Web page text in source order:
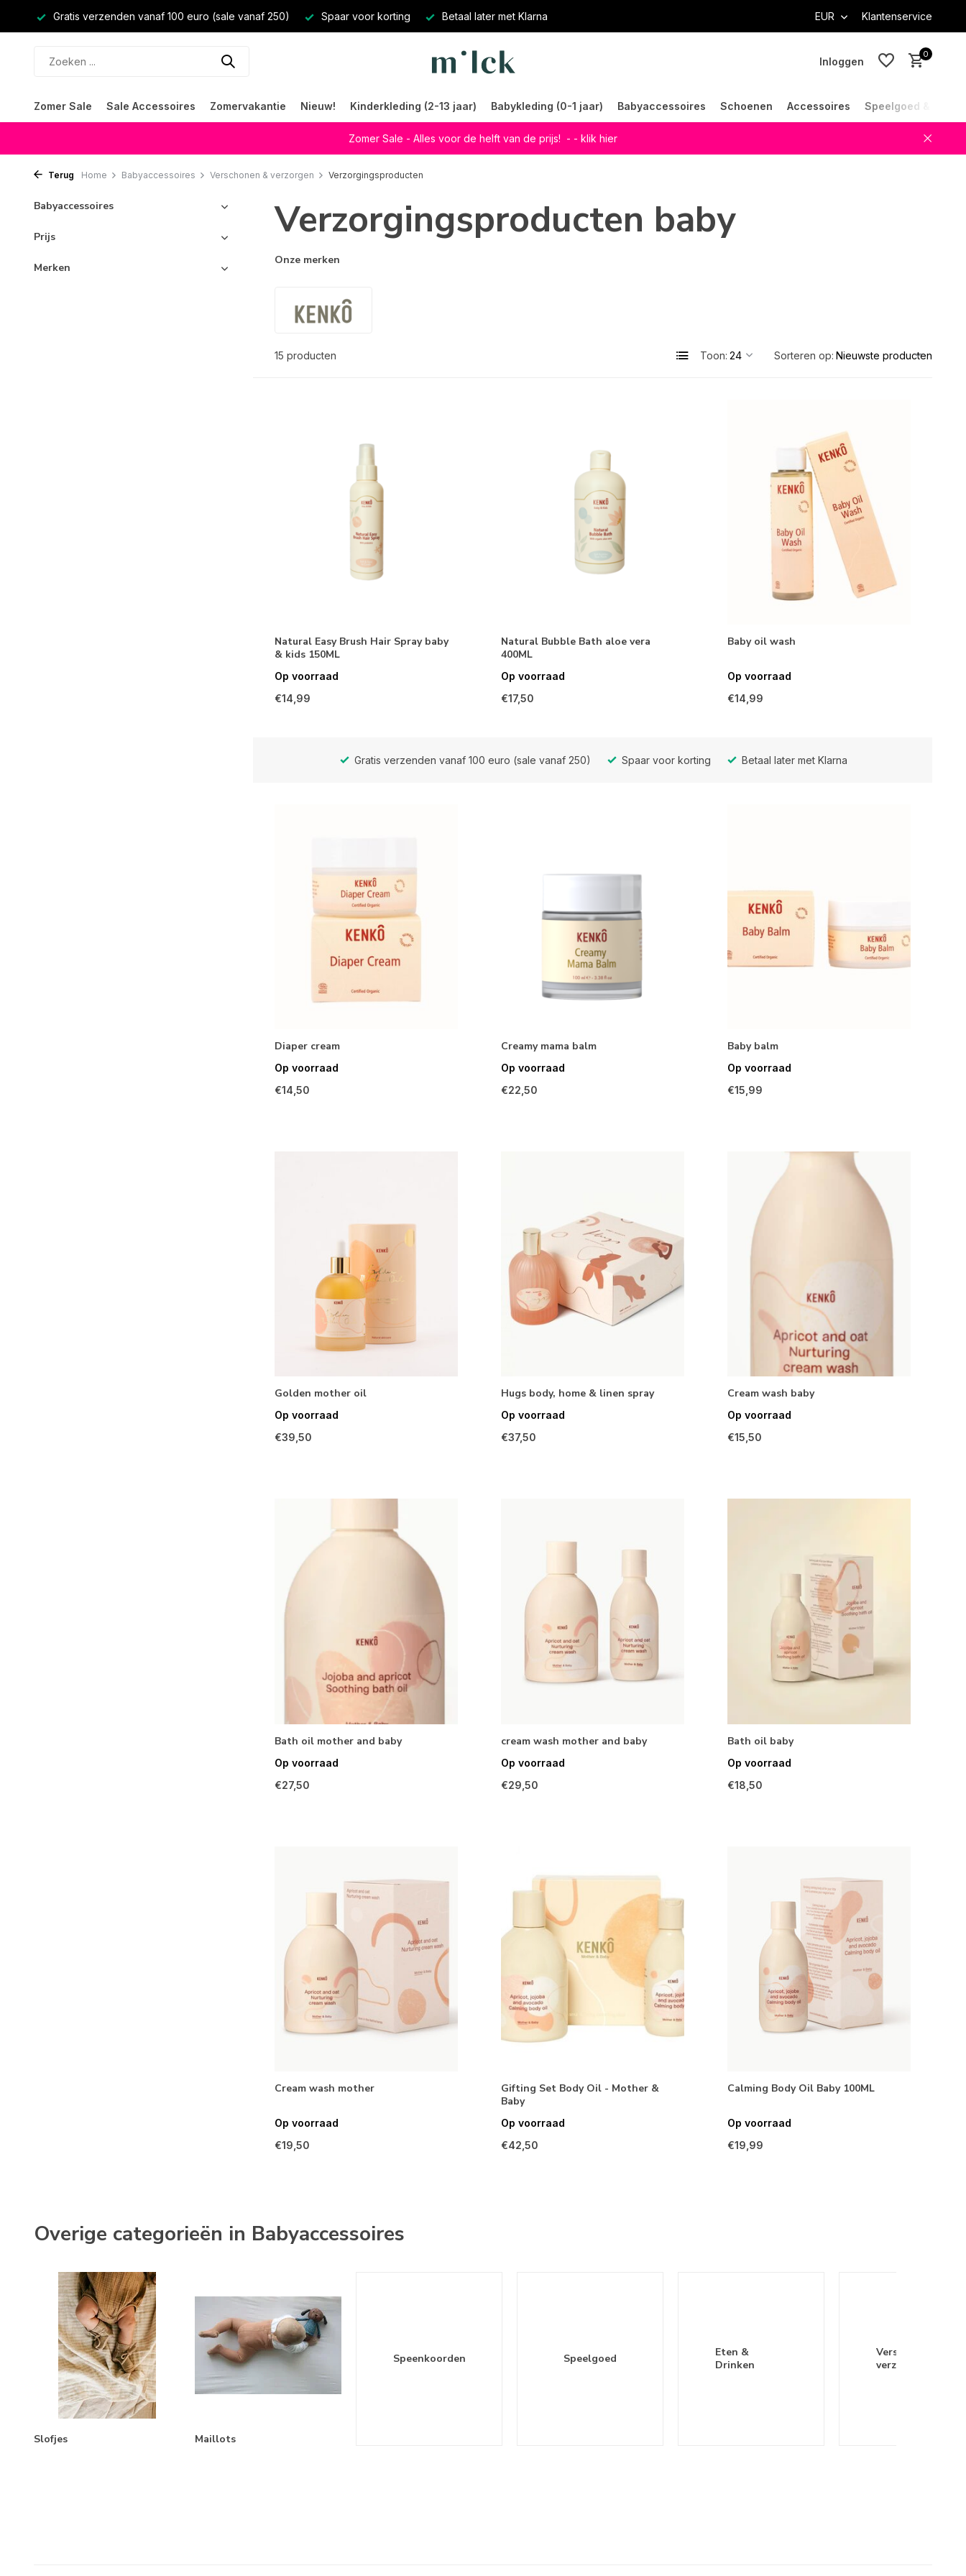
Gratis verzenden vanaf 100 euro (sale vanaf 250) Spaar voor korting Betaal later met Klarna EUR Klantenservice
Inloggen
0
Zomer Sale Sale Accessoires Zomervakantie Nieuw! Kinderkleding (2-13 jaar) Babykleding (0-1 jaar) Babyaccessoires Schoenen Accessoires Speelgoed &
Zomer Sale - Alles voor de helft van de prijs! - - klik hier
Terug Home Babyaccessoires Verschonen & verzorgen Verzorgingsproducten
Babyaccessoires
Prijs
Merken
Verzorgingsproducten baby
Onze merken
15 producten Toon: Sorteren op:
Natural Easy Brush Hair Spray baby
& kids 150ML
Op voorraad
€14,99
Natural Bubble Bath aloe vera
400ML
Op voorraad
€17,50
Baby oil wash
Op voorraad
€14,99
Gratis verzenden vanaf 100 euro (sale vanaf 250) Spaar voor korting Betaal later met Klarna
Diaper cream
Op voorraad
€14,50
Creamy mama balm
Op voorraad
€22,50
Baby balm
Op voorraad
€15,99
Golden mother oil
Op voorraad
€39,50
Hugs body, home & linen spray
Op voorraad
€37,50
Cream wash baby
Op voorraad
€15,50
Bath oil mother and baby
Op voorraad
€27,50
cream wash mother and baby
Op voorraad
€29,50
Bath oil baby
Op voorraad
€18,50
Cream wash mother
Op voorraad
€19,50
Gifting Set Body Oil - Mother &
Baby
Op voorraad
€42,50
Calming Body Oil Baby 100ML
Op voorraad
€19,99
Overige categorieën in Babyaccessoires
Slofjes Maillots
Speenkoorden Speelgoed
Eten &
Drinken
Verschonen &
verzorgen